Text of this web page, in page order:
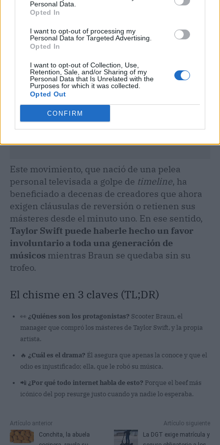
Personal Data.
Opted In
I want to opt-out of processing my
Personal Data for Targeted Advertising.
Opted In
I want to opt-out of Collection, Use,
Retention, Sale, and/or Sharing of my
Personal Data that Is Unrelated with the
Purposes for which it was collected.
Opted Out
CONFIRM
Este movimiento, que nació de una pelea
personal televisada a golpe de timeline, ha
beneficiado a decenas de creadores que ahora
exigen cláusulas de reversión o retienen sus
másteres desde el minuto uno. En ese sentido,
Taylor Swift puede haberle hecho un favor
involuntario a toda una generación de
músicos mientras Braun se quedaba sin su
trofeo.
El chisme en 3 claves (TL;DR)
👀 ¿Quiénes son los protagonistas? Scooter Braun, el
manager que compró los másteres de Taylor Swift, y la propia
artista.
🔥 ¿Cuál es el drama? Él asegura que apenas la conoce y que el
odio es injustificado; ella, que le robó su música.
📲 ¿Por qué todo internet habla de esto? Porque el beef más
icónico del pop resurge justo cuando ya nadie lo esperaba.
Artículo anterior
Conchita, la abuela
Artículo siguiente
La DGT exige matrícula y